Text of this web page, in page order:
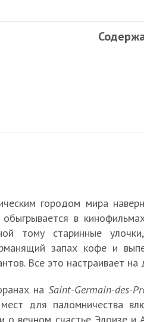
городом мира
в
тому старинные
запах кофе и
Все это настраивает
наSaint-Germain-des-
для паломничества